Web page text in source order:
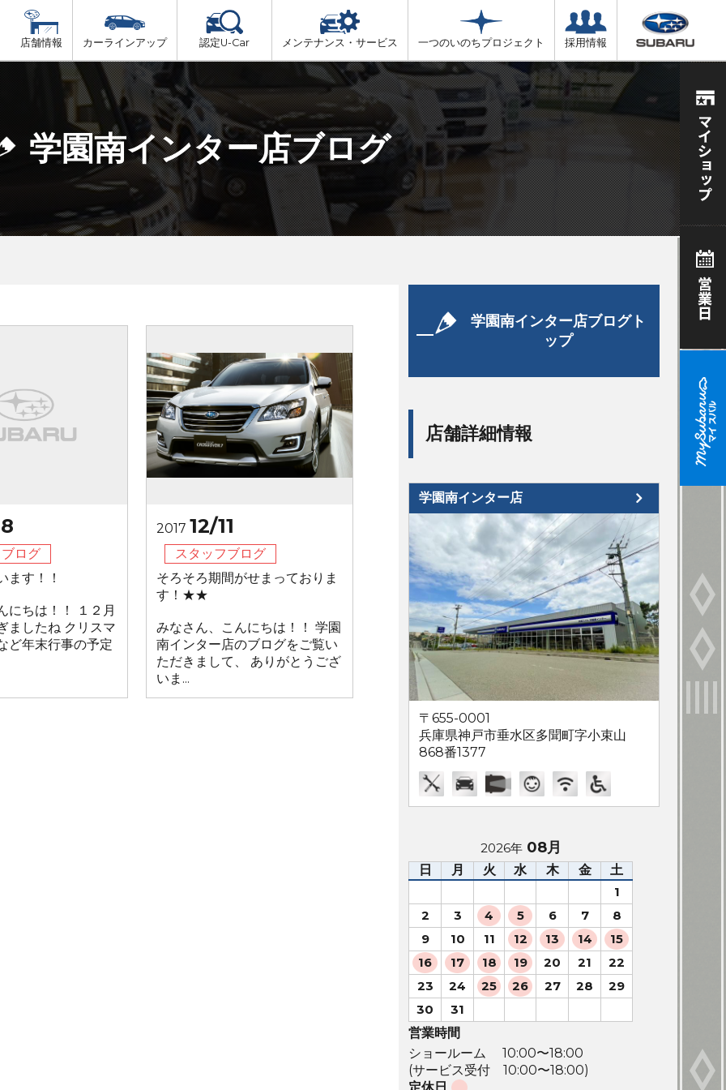
店舗情報
覧 但馬
播磨
阪神方面
カーラインアップ 認定U-Car メンテナンス・サービス
ス 車検（法定24か月点検）
法定 12ヶ月 点検
6ヶ月ごとの セーフティ チェック
車検 3ヶ月前 無料診断
一つのいのちプロジェクト 採用情報
学園南インター店ブログ
ログ
ます！！
にちは！！ １２月
ましたね クリスマ
ど年末行事の予定
2017 12/11
スタッフブログ
そろそろ期間がせまっておりま
す！★★
みなさん、こんにちは！！ 学園
南インター店のブログをご覧い
ただきまして、 ありがとうござ
いま...
学園南インター店ブログト
ップ
店舗詳細情報
学園南インター店
〒655-0001
兵庫県神戸市垂水区多聞町字小束山
868番1377
2026年 08月
日 月 火 水 木 金 土
1
2
3 4 5 6 7
8
9
10 11 12 13 14
15
16
17 18 19 20 21
22
23
24 25 26 27 28
29
30
31
営業時間
ショールーム 10:00〜18:00
(サービス受付 10:00〜18:00)